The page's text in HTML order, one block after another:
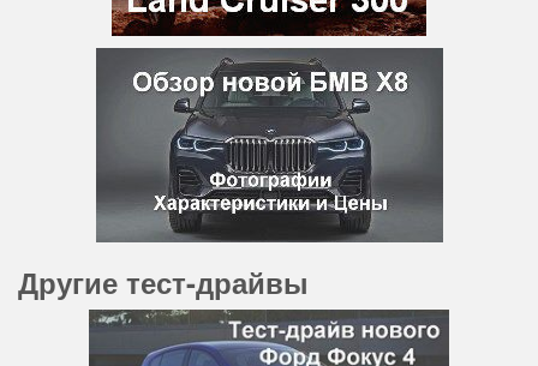
Другие тест-драйвы